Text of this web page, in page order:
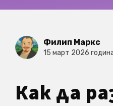
Филип Маркс
15 март 2026
Как да